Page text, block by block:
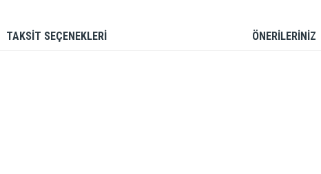
TAKSİT SEÇENEKLERİ ÖNERİLERİNİZ